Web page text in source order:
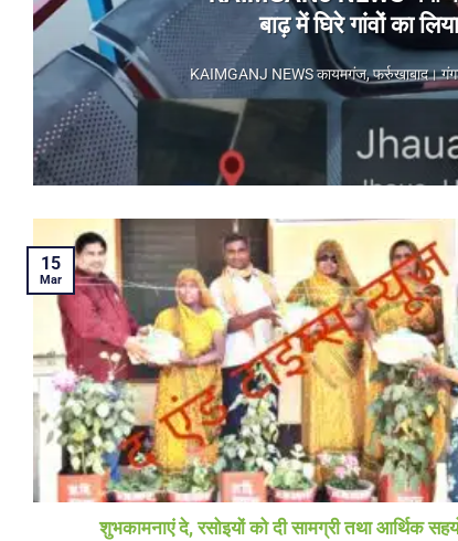
बाढ़ में घिरे गांवों का
KAIMGANJ NEWS कायमगंज, फर्रुखाबाद।
शुभकामनाएं दे, रसोइयों को दी सामग्री तथा आर्थिक
15
Mar